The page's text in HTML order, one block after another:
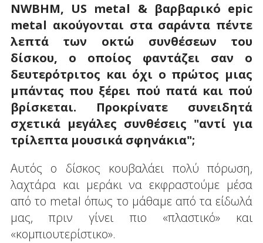
NWBHM, US metal & βαρβαρικό epic
metal ακούγονται στα σαράντα πέντε
λεπτά των οκτώ συνθέσεων του
δίσκου, ο οποίος φαντάζει σαν ο
δευτερότριτος και όχι ο πρώτος μιας
μπάντας που ξέρει πού πατά και πού
βρίσκεται. Προκρίνατε συνειδητά
σχετικά μεγάλες συνθέσεις "αντί για
τρίλεπτα μουσικά σφηνάκια";
Αυτός ο δίσκος κουβαλάει πολύ πόρωση,
λαχτάρα και μεράκι να εκφραστούμε μέσα
από το metal όπως το μάθαμε από τα είδωλά
μας, πριν γίνει πιο «πλαστικό» και
«κομπιουτερίστικο».